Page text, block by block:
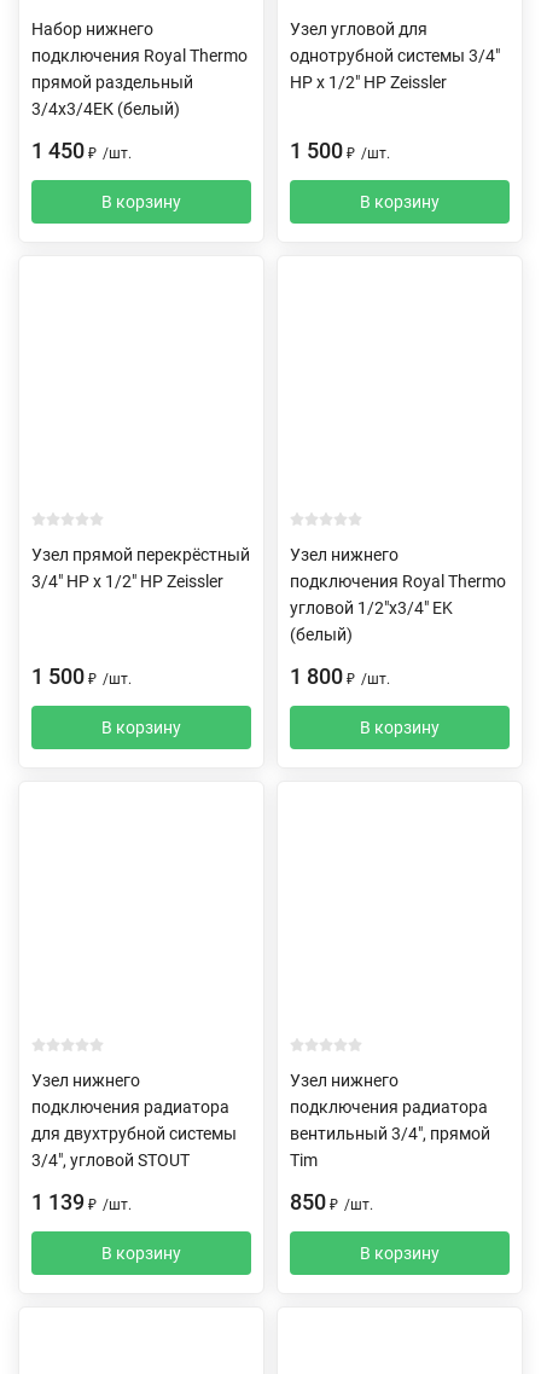
Набор нижнего
подключения Royal Thermo
прямой раздельный
3/4х3/4ЕК (белый)
1 450 ₽ /шт.
В корзину
Узел угловой для
однотрубной системы 3/4"
НР х 1/2" HP Zeissler
1 500 ₽ /шт.
В корзину
Узел прямой перекрёстный
3/4" НР х 1/2" НР Zeissler
1 500 ₽ /шт.
В корзину
Узел нижнего
подключения Royal Thermo
угловой 1/2"х3/4" EK
(белый)
1 800 ₽ /шт.
В корзину
Узел нижнего
подключения радиатора
для двухтрубной системы
3/4", угловой STOUT
1 139 ₽ /шт.
В корзину
Узел нижнего
подключения радиатора
вентильный 3/4", прямой
Tim
850 ₽ /шт.
В корзину